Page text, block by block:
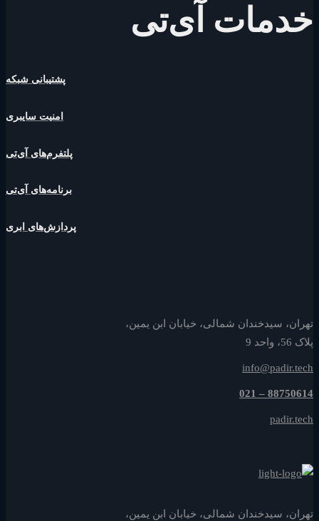
خدمات آی‌تی
پشتیبانی شبکه
امنیت سایبری
پلتفرم‌های آی‌تی
برنامه‌های آی‌تی
پردازش‌های ابری
تهران، سیدخندان شمالی، خیابان ابن یمین،
پلاک 56، واحد 9
info@padir.tech
88750614 – 021
padir.tech
تهران، سیدخندان شمالی، خیابان ابن یمین،